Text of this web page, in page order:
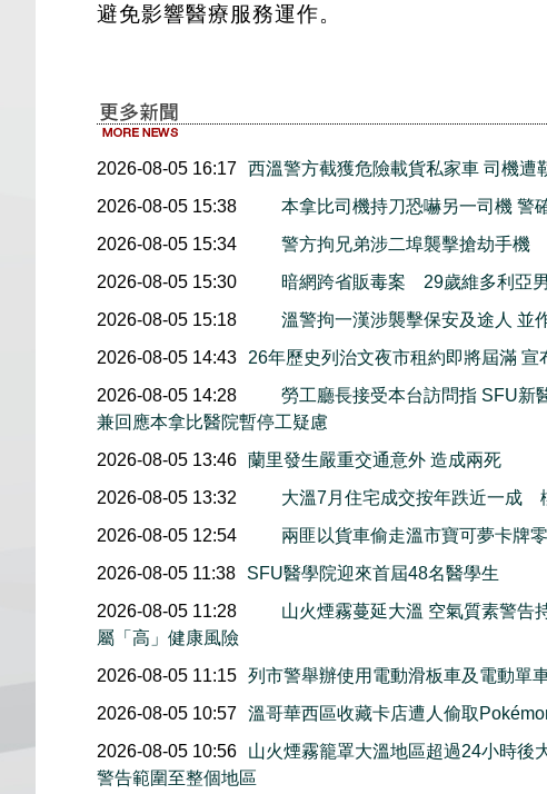
避免影響醫療服務運作。
2026-08-05 16:17 西溫警方截獲危險載貨私家車 司機遭
2026-08-05 15:38
本拿比司機持刀恐嚇另一司機 警
2026-08-05 15:34
警方拘兄弟涉二埠襲擊搶劫手機
2026-08-05 15:30
暗網跨省販毒案 29歲維多利亞
2026-08-05 15:18
溫警拘一漢涉襲擊保安及途人 並
2026-08-05 14:43
26年歷史列治文夜市租約即將屆滿 宣
2026-08-05 14:28
勞工廳長接受本台訪問指 SFU新
兼回應本拿比醫院暫停工疑慮
2026-08-05 13:46 蘭里發生嚴重交通意外 造成兩死
2026-08-05 13:32
大溫7月住宅成交按年跌近一成
2026-08-05 12:54
兩匪以貨車偷走溫市寶可夢卡牌
2026-08-05 11:38
SFU醫學院迎來首屆48名醫學生
2026-08-05 11:28
山火煙霧蔓延大溫 空氣質素警
屬「高」健康風險
2026-08-05 11:15 列市警舉辦使用電動滑板車及電動單
2026-08-05 10:57 溫哥華西區收藏卡店遭人偷取
2026-08-05 10:56
山火煙霧籠罩大溫地區超過24小時後
警告範圍至整個地區